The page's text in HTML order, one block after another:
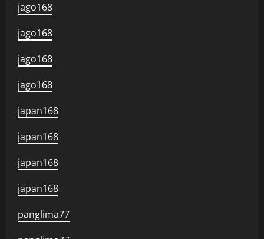
jago168
jago168
jago168
jago168
japan168
japan168
japan168
japan168
panglima77